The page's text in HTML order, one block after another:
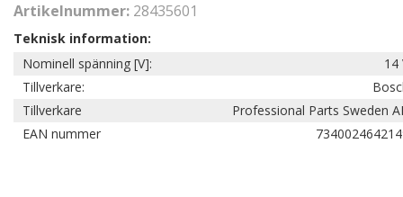
Artikelnummer: 28435601
Teknisk information:
Nominell spänning [V]:
14
Tillverkare:
Tillverkare
Professional Parts Sweden
EAN nummer